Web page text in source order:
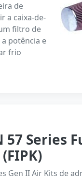
de
a caixa-de-
filtro de
potência e
frio
57 Series
Gen II Air Kits de